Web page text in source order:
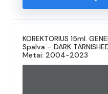
KOREKTORIUS 15ml.
Spalva – DARK
Metai: 2004-2023